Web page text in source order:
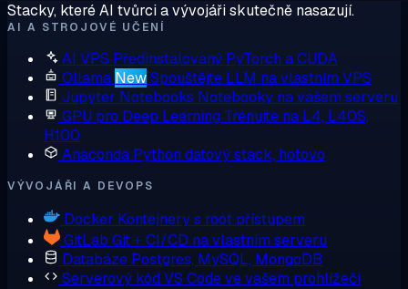
Stacky, které AI tvůrci a vývojáři skutečně nasazují.
AI A STROJOVÉ UČENÍ
AI VPS Předinstalovaný PyTorch a CUDA
Ollama NewSpouštějte LLM na vlastním VPS
Jupyter Notebooks Notebooky na vašem serveru
GPU pro Deep Learning Trénujte na L4, L40S,
H100
Anaconda Python datový stack, hotovo
VÝVOJÁŘI A DEVOPS
Docker Kontejnery s root přístupem
GitLab Git + CI/CD na vlastním serveru
Databáze Postgres, MySQL, MongoDB
Serverový kód VS Code ve vašem prohlížeči